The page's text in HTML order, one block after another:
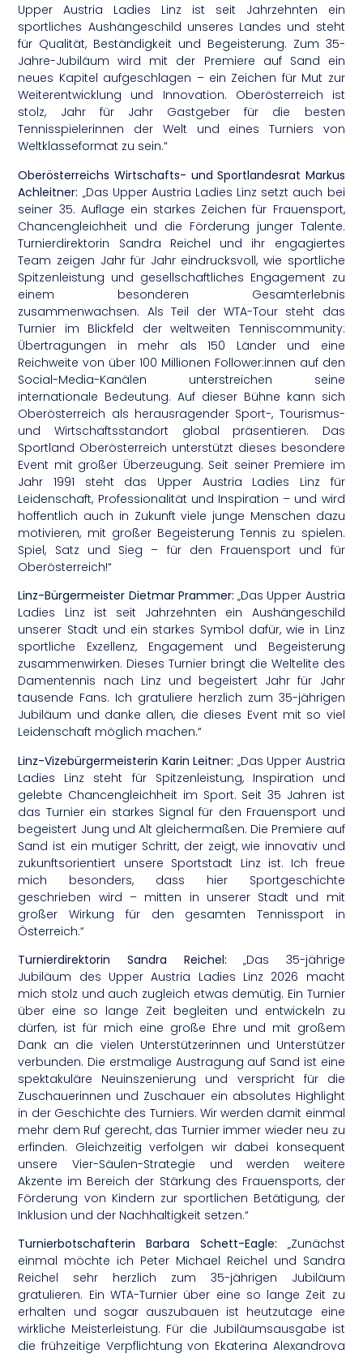
Upper Austria Ladies Linz ist seit Jahrzehnten ein
sportliches Aushängeschild unseres Landes und steht
für Qualität, Beständigkeit und Begeisterung. Zum 35-
Jahre-Jubiläum wird mit der Premiere auf Sand ein
neues Kapitel aufgeschlagen – ein Zeichen für Mut zur
Weiterentwicklung und Innovation. Oberösterreich ist
stolz, Jahr für Jahr Gastgeber für die besten
Tennisspielerinnen der Welt und eines Turniers von
Weltklasseformat zu sein.“
Oberösterreichs Wirtschafts- und Sportlandesrat Markus
Achleitner: „Das Upper Austria Ladies Linz setzt auch bei
seiner 35. Auflage ein starkes Zeichen für Frauensport,
Chancengleichheit und die Förderung junger Talente.
Turnierdirektorin Sandra Reichel und ihr engagiertes
Team zeigen Jahr für Jahr eindrucksvoll, wie sportliche
Spitzenleistung und gesellschaftliches Engagement zu
einem besonderen Gesamterlebnis
zusammenwachsen. Als Teil der WTA-Tour steht das
Turnier im Blickfeld der weltweiten Tenniscommunity:
Übertragungen in mehr als 150 Länder und eine
Reichweite von über 100 Millionen Follower:innen auf den
Social-Media-Kanälen unterstreichen seine
internationale Bedeutung. Auf dieser Bühne kann sich
Oberösterreich als herausragender Sport-, Tourismus-
und Wirtschaftsstandort global präsentieren. Das
Sportland Oberösterreich unterstützt dieses besondere
Event mit großer Überzeugung. Seit seiner Premiere im
Jahr 1991 steht das Upper Austria Ladies Linz für
Leidenschaft, Professionalität und Inspiration – und wird
hoffentlich auch in Zukunft viele junge Menschen dazu
motivieren, mit großer Begeisterung Tennis zu spielen.
Spiel, Satz und Sieg – für den Frauensport und für
Oberösterreich!“
Linz-Bürgermeister Dietmar Prammer: „Das Upper Austria
Ladies Linz ist seit Jahrzehnten ein Aushängeschild
unserer Stadt und ein starkes Symbol dafür, wie in Linz
sportliche Exzellenz, Engagement und Begeisterung
zusammenwirken. Dieses Turnier bringt die Weltelite des
Damentennis nach Linz und begeistert Jahr für Jahr
tausende Fans. Ich gratuliere herzlich zum 35-jährigen
Jubiläum und danke allen, die dieses Event mit so viel
Leidenschaft möglich machen.“
Linz-Vizebürgermeisterin Karin Leitner: „Das Upper Austria
Ladies Linz steht für Spitzenleistung, Inspiration und
gelebte Chancengleichheit im Sport. Seit 35 Jahren ist
das Turnier ein starkes Signal für den Frauensport und
begeistert Jung und Alt gleichermaßen. Die Premiere auf
Sand ist ein mutiger Schritt, der zeigt, wie innovativ und
zukunftsorientiert unsere Sportstadt Linz ist. Ich freue
mich besonders, dass hier Sportgeschichte
geschrieben wird – mitten in unserer Stadt und mit
großer Wirkung für den gesamten Tennissport in
Österreich.“
Turnierdirektorin Sandra Reichel: „Das 35-jährige
Jubiläum des Upper Austria Ladies Linz 2026 macht
mich stolz und auch zugleich etwas demütig. Ein Turnier
über eine so lange Zeit begleiten und entwickeln zu
dürfen, ist für mich eine große Ehre und mit großem
Dank an die vielen Unterstützerinnen und Unterstützer
verbunden. Die erstmalige Austragung auf Sand ist eine
spektakuläre Neuinszenierung und verspricht für die
Zuschauerinnen und Zuschauer ein absolutes Highlight
in der Geschichte des Turniers. Wir werden damit einmal
mehr dem Ruf gerecht, das Turnier immer wieder neu zu
erfinden. Gleichzeitig verfolgen wir dabei konsequent
unsere Vier-Säulen-Strategie und werden weitere
Akzente im Bereich der Stärkung des Frauensports, der
Förderung von Kindern zur sportlichen Betätigung, der
Inklusion und der Nachhaltigkeit setzen.“
Turnierbotschafterin Barbara Schett-Eagle: „Zunächst
einmal möchte ich Peter Michael Reichel und Sandra
Reichel sehr herzlich zum 35-jährigen Jubiläum
gratulieren. Ein WTA-Turnier über eine so lange Zeit zu
erhalten und sogar auszubauen ist heutzutage eine
wirkliche Meisterleistung. Für die Jubiläumsausgabe ist
die frühzeitige Verpflichtung von Ekaterina Alexandrova